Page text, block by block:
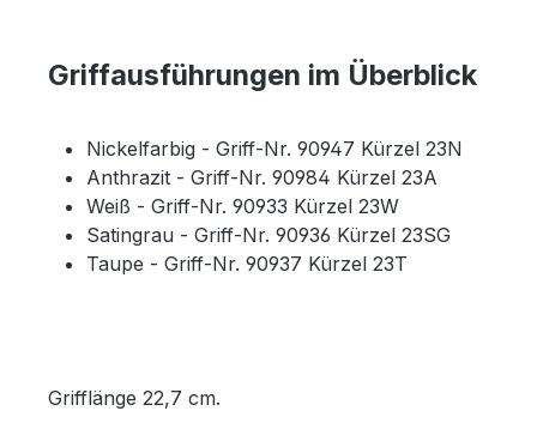
Griffausführungen im Überblick
Nickelfarbig - Griff-Nr. 90947 Kürzel 23N
Anthrazit - Griff-Nr. 90984 Kürzel 23A
Weiß - Griff-Nr. 90933 Kürzel 23W
Satingrau - Griff-Nr. 90936 Kürzel 23SG
Taupe - Griff-Nr. 90937 Kürzel 23T
Grifflänge 22,7 cm.